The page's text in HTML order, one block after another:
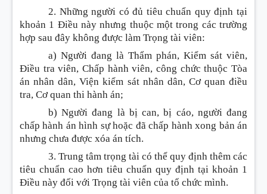
2. Những người có đủ tiêu chuẩn quy định tại
khoản 1 Điều này nhưng thuộc một trong các trường
hợp sau đây không được làm Trọng tài viên:
a) Người đang là Thẩm phán, Kiểm sát viên,
Điều tra viên, Chấp hành viên, công chức thuộc Tòa
án nhân dân, Viện kiểm sát nhân dân, Cơ quan điều
tra, Cơ quan thi hành án;
b) Người đang là bị can, bị cáo, người đang
chấp hành án hình sự hoặc đã chấp hành xong bản án
nhưng chưa được xóa án tích.
3. Trung tâm trọng tài có thể quy định thêm các
tiêu chuẩn cao hơn tiêu chuẩn quy định tại khoản 1
Điều này đối với Trọng tài viên của tổ chức mình.